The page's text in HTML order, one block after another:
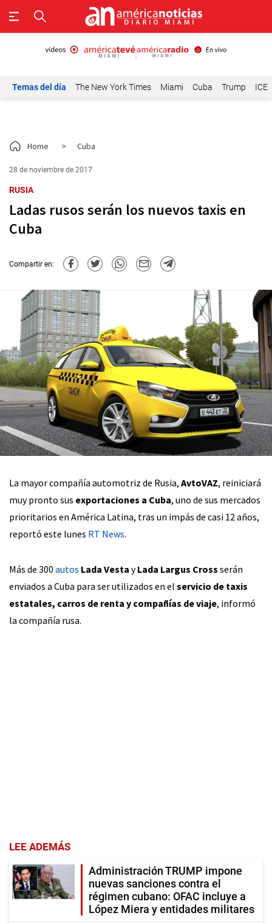
Temas del día The New York Times Miami Cuba Trump ICE
Home > Cuba
28 de noviembre de 2017
RUSIA
Ladas rusos serán los nuevos taxis en
Cuba
Compartir en:
La mayor compañía automotriz de Rusia, AvtoVAZ, reiniciará
muy pronto sus exportaciones a Cuba, uno de sus mercados
prioritarios en América Latina, tras un impás de casi 12 años,
reportó este lunes RT News.
Más de 300 autos Lada Vesta yLada Largus Cross serán
enviados a Cuba para ser utilizados en el servicio de taxis
estatales, carros de renta y compañías de viaje, informó
la compañía rusa.
LEE ADEMÁS
Administración TRUMP impone
nuevas sanciones contra el
régimen cubano: OFAC incluye a
López Miera y entidades militares